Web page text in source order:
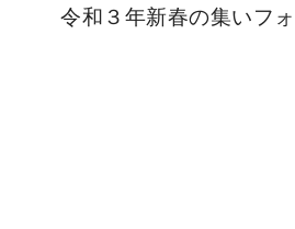
令和３年新春の集いフ